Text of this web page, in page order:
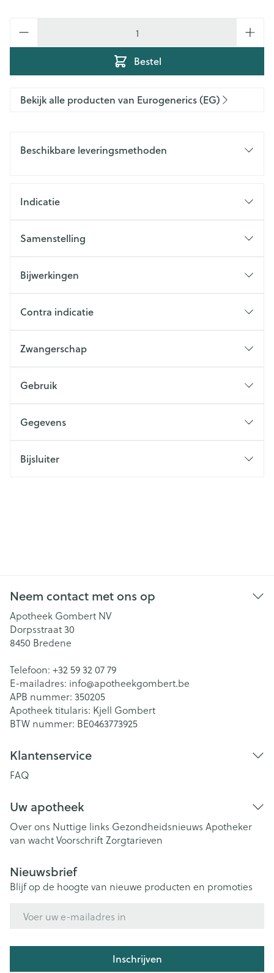
Bestel
Bekijk alle producten van Eurogenerics (EG)
Beschikbare leveringsmethoden
Indicatie
Samenstelling
Bijwerkingen
Contra indicatie
Zwangerschap
Gebruik
Gegevens
Bijsluiter
Neem contact met ons op
Apotheek Gombert NV
Dorpsstraat 30
8450 Bredene
Telefoon: +32 59 32 07 79
E-mailadres: info@apotheekgombert.be
APB nummer: 350205
Apotheek titularis: Kjell Gombert
BTW nummer: BE0463773925
Klantenservice
FAQ
Uw apotheek
Over ons Nuttige links Gezondheidsnieuws Apotheker
van wachtVoorschriftZorgtarieven
Nieuwsbrief
Blijf op de hoogte van nieuwe producten en promoties
Inschrijven